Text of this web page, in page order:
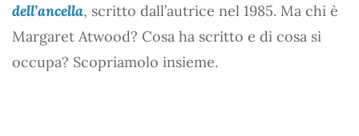
dell’ancella, scritto dall’autrice nel 1985. Ma chi è
Margaret Atwood? Cosa ha scritto e di cosa si
occupa? Scopriamolo insieme.